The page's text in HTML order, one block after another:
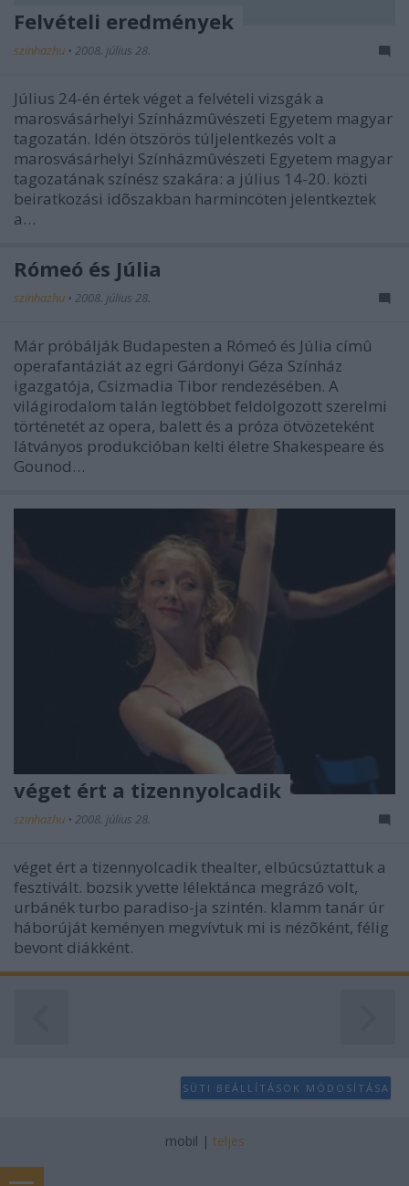
Felvételi eredmények
szinhazhu • 2008. július 28.
Július 24-én értek véget a felvételi vizsgák a
marosvásárhelyi Színházmûvészeti Egyetem magyar
tagozatán. Idén ötszörös túljelentkezés volt a
marosvásárhelyi Színházmûvészeti Egyetem magyar
tagozatának színész szakára: a július 14-20. közti
beiratkozási idõszakban harmincöten jelentkeztek
a…
Rómeó és Júlia
szinhazhu • 2008. július 28.
Már próbálják Budapesten a Rómeó és Júlia címû
operafantáziát az egri Gárdonyi Géza Színház
igazgatója, Csizmadia Tibor rendezésében. A
világirodalom talán legtöbbet feldolgozott szerelmi
történetét az opera, balett és a próza ötvözeteként
látványos produkcióban kelti életre Shakespeare és
Gounod…
véget ért a tizennyolcadik
szinhazhu • 2008. július 28.
véget ért a tizennyolcadik thealter, elbúcsúztattuk a
fesztivált. bozsik yvette lélektánca megrázó volt,
urbánék turbo paradiso-ja szintén. klamm tanár úr
háborúját keményen megvívtuk mi is nézõként, félig
bevont diákként.
SÜTI BEÁLLÍTÁSOK MÓDOSÍTÁSA
mobil | teljes